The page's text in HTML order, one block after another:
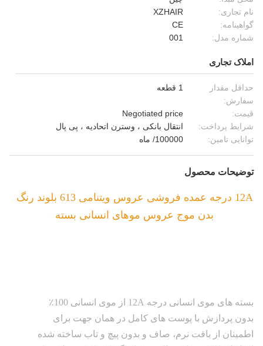
نام تجاری:
XZHAIR
گواهینامه:
CE
شماره مدل:
001
املاک تجاری
حداقل مقدار
سفارش:
1 قطعه
قیمت:
Negotiated price
شرایط پرداخت:
انتقال بانکی ، وسترن اتحادیه ، پی پال
توانایی تامین:
100000/ ماه
توضیحات محصول
12A درجه عمده فروشی عروس ویتنامی 613 بلوند رنگ
بدن موج عروس موهای انسانی بسته
بسته های موی انسانی درجه 12A از موی انسانی 100٪
بدون پردازش با پوست های کامل در همان جهت برای
اطمینان از بافت نرم، صاف و بدون پیچ و تاب ساخته شده